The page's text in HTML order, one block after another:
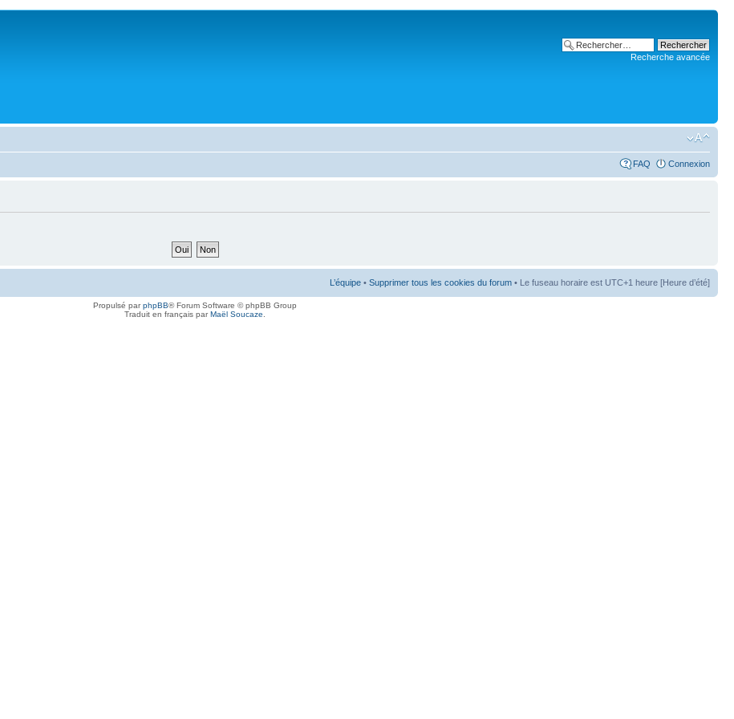
Recherche avancée
FAQ Connexion
L’équipe • Supprimer tous les cookies du forum • Le fuseau horaire est UTC+1 heure [Heure d’été]
Propulsé parphpBB® Forum Software © phpBB Group
Traduit en français parMaël Soucaze